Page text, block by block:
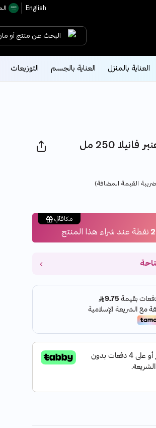
English
البحث عن منتج أو
العناية بالمنزل العناية بالجسم التوزيعات
جل استحمام روز عنبر فانيلا 250 مل
Priceالقيمة المضافة)
مكافآتي
نقطة عند شراء هذا المنتج